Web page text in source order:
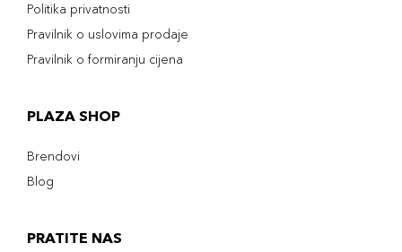
Politika privatnosti
Pravilnik o uslovima prodaje
Pravilnik o formiranju cijena
PLAZA SHOP
Brendovi
Blog
PRATITE NAS